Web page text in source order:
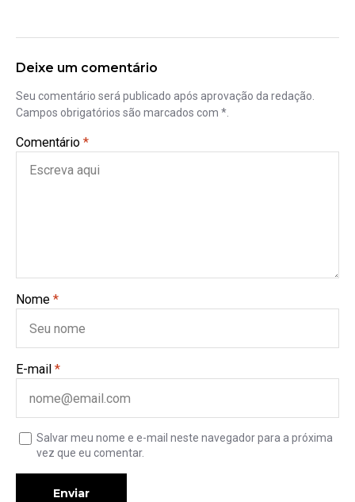
Deixe um comentário
Seu comentário será publicado após aprovação da redação.
Campos obrigatórios são marcados com *.
Comentário *
Nome *
E-mail *
Salvar meu nome e e-mail neste navegador para a próxima
vez que eu comentar.
Enviar